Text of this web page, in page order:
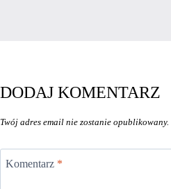
DODAJ KOMENTARZ
Twój adres email nie zostanie opublikowany.
Komentarz *